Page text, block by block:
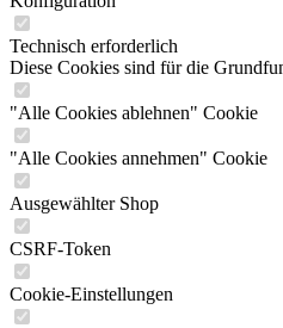
Technisch erforderlich
Diese Cookies sind für die
"Alle Cookies ablehnen" Cookie
"Alle Cookies annehmen" Cookie
Ausgewählter Shop
CSRF-Token
Cookie-Einstellungen